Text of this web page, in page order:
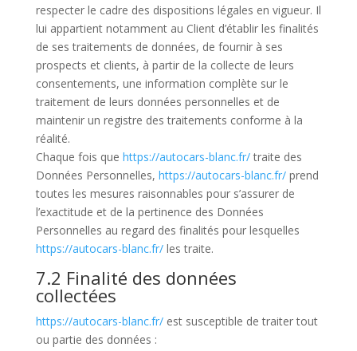
respecter le cadre des dispositions légales en vigueur. Il
lui appartient notamment au Client d’établir les finalités
de ses traitements de données, de fournir à ses
prospects et clients, à partir de la collecte de leurs
consentements, une information complète sur le
traitement de leurs données personnelles et de
maintenir un registre des traitements conforme à la
réalité.
Chaque fois que https://autocars-blanc.fr/traite des
Données Personnelles, https://autocars-blanc.fr/prend
toutes les mesures raisonnables pour s’assurer de
l’exactitude et de la pertinence des Données
Personnelles au regard des finalités pour lesquelles
https://autocars-blanc.fr/les traite.
7.2 Finalité des données
collectées
https://autocars-blanc.fr/est susceptible de traiter tout
ou partie des données :